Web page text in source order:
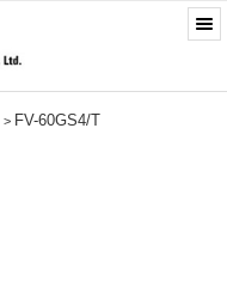
> FV-60GS4/T